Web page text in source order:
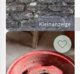
Kleinanzeige